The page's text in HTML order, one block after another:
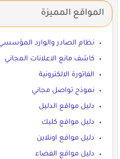
المواقع المميزة
نظام الصادر والوارد المؤسسي
كاشف مانع الاعلانات المجاني
الفاتورة الالكترونية
نموذج تواصل مجاني
دليل مواقع الدليل
دليل مواقع كليك
دليل مواقع اونلاين
دليل مواقع الفضاء